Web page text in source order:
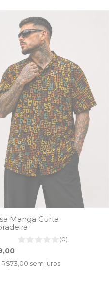
Manga Curta
(0)
R$73,00 sem juros